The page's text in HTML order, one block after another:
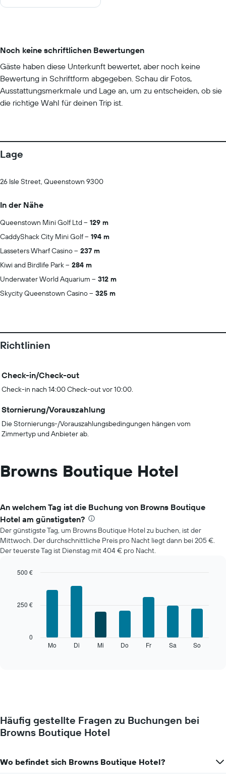
Noch keine schriftlichen Bewertungen
Gäste haben diese Unterkunft bewertet, aber noch keine
Bewertung in Schriftform abgegeben. Schau dir Fotos,
Ausstattungsmerkmale und Lage an, um zu entscheiden, ob sie
die richtige Wahl für deinen Trip ist.
Lage
26 Isle Street, Queenstown 9300
In der Nähe
Queenstown Mini Golf Ltd
129 m
CaddyShack City Mini Golf
194 m
Lasseters Wharf Casino
237 m
Kiwi and Birdlife Park
284 m
Underwater World Aquarium
312 m
Skycity Queenstown Casino
325 m
Richtlinien
Check-in/Check-out
Check-in nach 14:00 Check-out vor 10:00.
Stornierung/Vorauszahlung
Die Stornierungs-/Vorauszahlungsbedingungen hängen vom
Zimmertyp und Anbieter ab.
Browns Boutique Hotel
An welchem Tag ist die Buchung von Browns Boutique
Hotel am günstigsten?
Der günstigste Tag, um Browns Boutique Hotel zu buchen, ist der
Mittwoch. Der durchschnittliche Preis pro Nacht liegt dann bei 205 €.
Der teuerste Tag ist Dienstag mit 404 € pro Nacht.
für
den
Das
Mo Di Mi Do Fr Sa So
0
250 €
500 €
Häufig gestellte Fragen zu Buchungen bei
Browns Boutique Hotel
Wo befindet sich Browns Boutique Hotel?